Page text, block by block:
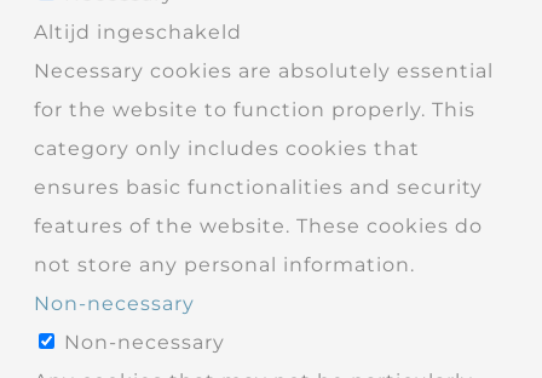
Altijd ingeschakeld
Necessary cookies are absolutely essential
for the website to function properly. This
category only includes cookies that
ensures basic functionalities and security
features of the website. These cookies do
not store any personal information.
Non-necessary
Non-necessary